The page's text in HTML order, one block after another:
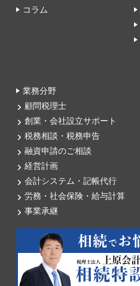
コラム
業務分野
顧問税理士
創業・会社設立サポート
税務相談・税務申告
融資申請のご相談
経営計画
会計システム・記帳代行
労務・社会保険・給与計算
事業承継